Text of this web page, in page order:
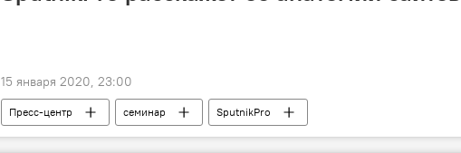
15 января 2020, 23:00
Пресс-центр семинар SputnikPro